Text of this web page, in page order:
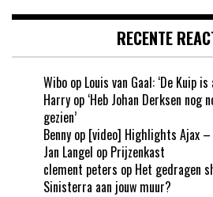
RECENTE
Wibo op Louis van Gaal: ‘De Kuip
Harry op ‘Heb Johan Derksen nog
gezien’
Benny op [video] Highlights Ajax –
Jan Langel op Prijzenkast
clement peters op Het gedragen
Sinisterra aan jouw muur?